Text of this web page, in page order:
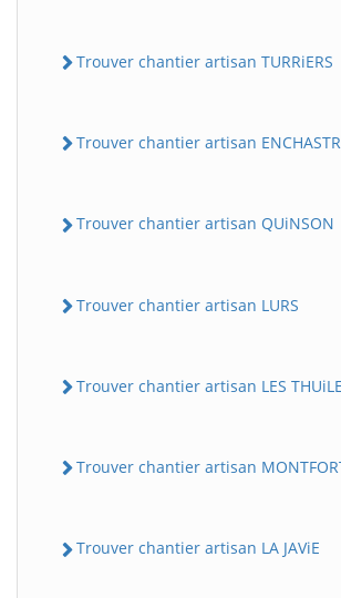
Trouver chantier artisan TURRiERS
Trouver chantier artisan
Trouver chantier artisan QUiNSON
Trouver chantier artisan LURS
Trouver chantier artisan LES
Trouver chantier artisan
Trouver chantier artisan LA JAViE